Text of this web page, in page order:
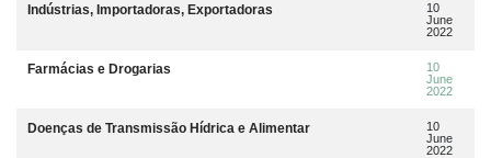
Indústrias, Importadoras, Exportadoras
10
June
2022
Farmácias e Drogarias
10
June
2022
Doenças de Transmissão Hídrica e Alimentar
10
June
2022